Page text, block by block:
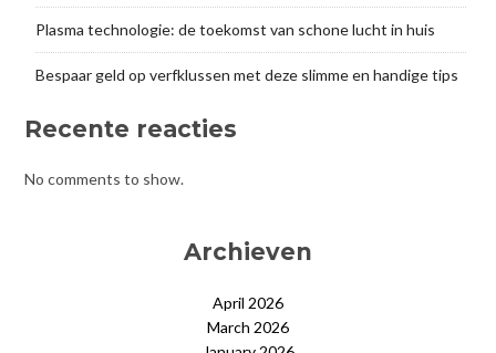
Plasma technologie: de toekomst van schone lucht in huis
Bespaar geld op verfklussen met deze slimme en handige tips
Recente reacties
No comments to show.
Archieven
April 2026
March 2026